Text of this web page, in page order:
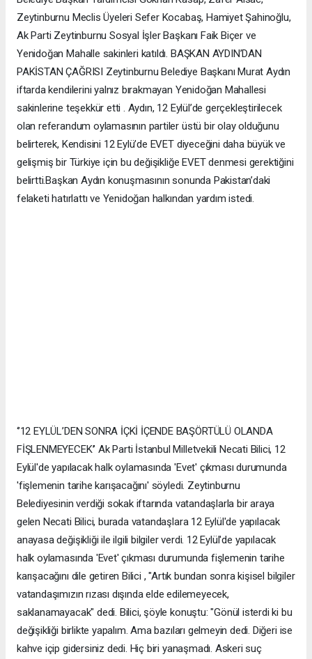
Zeytinburnu Meclis Üyeleri Sefer Kocabaş, Hamiyet Şahinoğlu,
Ak Parti Zeytinburnu Sosyal İşler Başkanı Faik Biçer ve
Yenidoğan Mahalle sakinleri katıldı. BAŞKAN AYDIN’DAN
PAKİSTAN ÇAĞRISI Zeytinburnu Belediye Başkanı Murat Aydın
iftarda kendilerini yalnız bırakmayan Yenidoğan Mahallesi
sakinlerine teşekkür etti . Aydın, 12 Eylül’de gerçekleştirilecek
olan referandum oylamasının partiler üstü bir olay olduğunu
belirterek, Kendisini 12 Eylü’de EVET diyeceğini daha büyük ve
gelişmiş bir Türkiye için bu değişikliğe EVET denmesi gerektiğini
belirtti.Başkan Aydın konuşmasının sonunda Pakistan’daki
felaketi hatırlattı ve Yenidoğan halkından yardım istedi.
‘’12 EYLÜL’DEN SONRA İÇKİ İÇENDE BAŞÖRTÜLÜ OLANDA
FİŞLENMEYECEK’’ Ak Parti İstanbul Milletvekili Necati Bilici, 12
Eylül'de yapılacak halk oylamasında 'Evet' çıkması durumunda
'fişlemenin tarihe karışacağını' söyledi. Zeytinburnu
Belediyesinin verdiği sokak iftarında vatandaşlarla bir araya
gelen Necati Bilici, burada vatandaşlara 12 Eylül'de yapılacak
anayasa değişikliği ile ilgili bilgiler verdi. 12 Eylül'de yapılacak
halk oylamasında 'Evet' çıkması durumunda fişlemenin tarihe
karışacağını dile getiren Bilici , "Artık bundan sonra kişisel bilgiler
vatandaşımızın rızası dışında elde edilemeyecek,
saklanamayacak" dedi. Bilici, şöyle konuştu: "Gönül isterdi ki bu
değişikliği birlikte yapalım. Ama bazıları gelmeyin dedi. Diğeri ise
kahve içip gidersiniz dedi. Hiç biri yanaşmadı. Askeri suç